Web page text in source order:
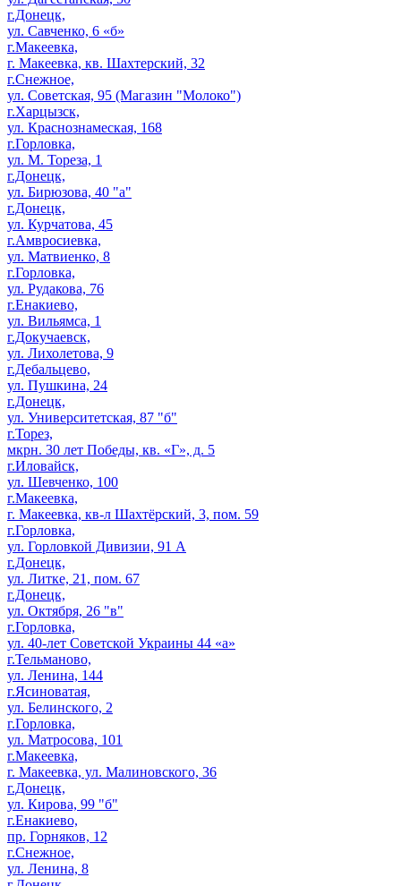
г.Донецк,
ул. Савченко, 6 «б»
г.Макеевка,
г. Макеевка, кв. Шахтерский, 32
г.Снежное,
ул. Советская, 95 (Магазин "Молоко")
г.Харцызск,
ул. Краснознамеская, 168
г.Горловка,
ул. М. Тореза, 1
г.Донецк,
ул. Бирюзова, 40 "а"
г.Донецк,
ул. Курчатова, 45
г.Амвросиевка,
ул. Матвиенко, 8
г.Горловка,
ул. Рудакова, 76
г.Енакиево,
ул. Вильямса, 1
г.Докучаевск,
ул. Лихолетова, 9
г.Дебальцево,
ул. Пушкина, 24
г.Донецк,
ул. Университетская, 87 "б"
г.Торез,
мкрн. 30 лет Победы, кв. «Г», д. 5
г.Иловайск,
ул. Шевченко, 100
г.Макеевка,
г. Макеевка, кв-л Шахтёрский, 3, пом. 59
г.Горловка,
ул. Горловкой Дивизии, 91 А
г.Донецк,
ул. Литке, 21, пом. 67
г.Донецк,
ул. Октября, 26 "в"
г.Горловка,
ул. 40-лет Советской Украины 44 «а»
г.Тельманово,
ул. Ленина, 144
г.Ясиноватая,
ул. Белинского, 2
г.Горловка,
ул. Матросова, 101
г.Макеевка,
г. Макеевка, ул. Малиновского, 36
г.Донецк,
ул. Кирова, 99 "б"
г.Енакиево,
пр. Горняков, 12
г.Снежное,
ул. Ленина, 8